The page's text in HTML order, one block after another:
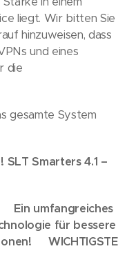
liegt. Wir bitten Sie
hinzuweisen, dass
und eines
die
gesamte System
Smarters 4.1 –
🎉 Ein umfangreiches
für bessere
🚀 WICHTIGSTE